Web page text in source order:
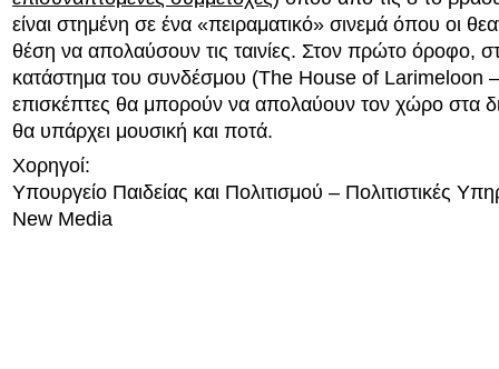
είναι στημένη σε ένα «πειραματικό» σινεμά όπου οι
θέση να απολαύσουν τις ταινίες. Στον πρώτο όροφο,
κατάστημα του συνδέσμου (The House of Larimeloon
επισκέπτες θα μπορούν να απολαύουν τον χώρο στα
θα υπάρχει μουσική και ποτά.
Χορηγοί:
Υπουργείο Παιδείας και Πολιτισμού – Πολιτιστικές
New Media